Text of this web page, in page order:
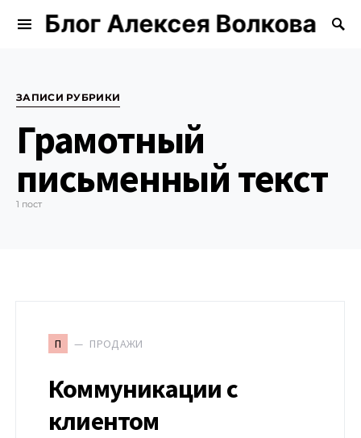
Блог Алексея Волкова
Search for:
ЗАПИСИ РУБРИКИ
Грамотный
письменный текст
1 пост
П ПРОДАЖИ
Коммуникации с
клиентом